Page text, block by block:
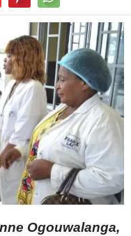
Ogouwalanga,